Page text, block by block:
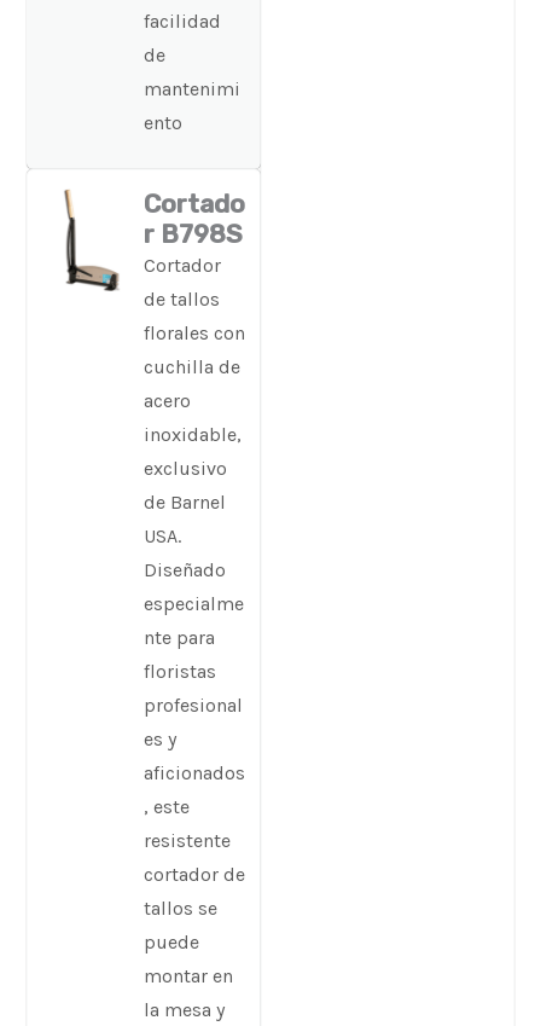
facilidad
de
mantenimi
ento
Cortado
r B798S
Cortador
de tallos
florales con
cuchilla de
acero
inoxidable,
exclusivo
de Barnel
USA.
Diseñado
especialme
nte para
floristas
profesional
es y
aficionados
, este
resistente
cortador de
tallos se
puede
montar en
la mesa y